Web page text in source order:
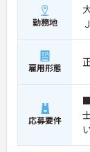
勤務地
雇用形態
応募要件